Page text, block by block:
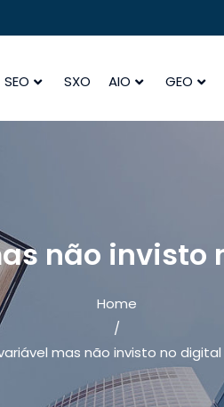
SEO SXO AIO GEO
não
Home
/
mas não invisto no